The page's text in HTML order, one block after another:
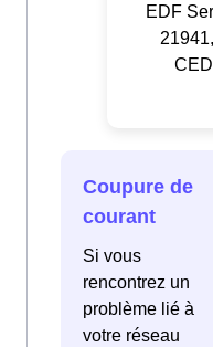
EDF
Coupure de
courant
Si vous
rencontrez un
problème lié à
votre réseau